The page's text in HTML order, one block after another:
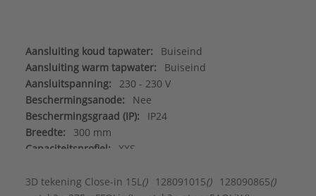
Aansluiting koud tapwater:
Buiseind
Aansluiting warm tapwater:
Buiseind
Aansluitspanning:
230 - 230 V
Beschermingsanode:
Nee
Beschermingsgraad (IP):
IP24
Breedte:
300 mm
Capaciteitsprofiel:
XXS
Drie fase uitvoering: Nee
3D tekening Close-in 15L () 128091015() 128090865()